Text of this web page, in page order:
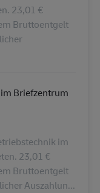
23,01 €
Bruttoentgelt
Briefzentrum
im
23,01 €
Bruttoentgelt
Auszahlun...